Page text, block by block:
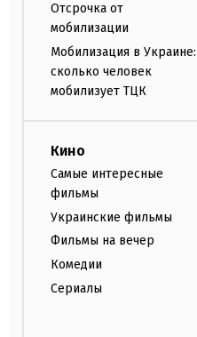
Отсрочка от
мобилизации
Мобилизация в Украине:
сколько человек
мобилизует ТЦК
Кино
Самые интересные
фильмы
Украинские фильмы
Фильмы на вечер
Комедии
Сериалы